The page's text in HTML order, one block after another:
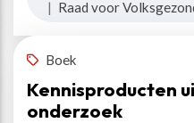
| Raad voor
Boek
Kennisproducten
onderzoek